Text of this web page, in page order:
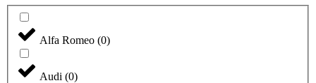
Alfa Romeo (0)
Audi (0)